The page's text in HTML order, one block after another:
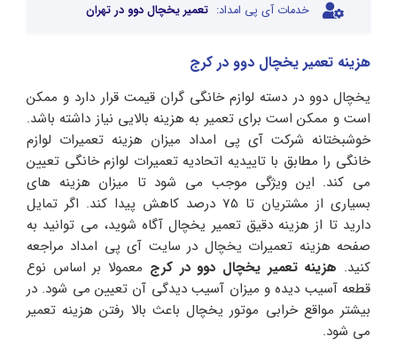
خدمات آی پی امداد: تعمیر یخچال دوو در تهران
هزینه تعمیر یخچال دوو در کرج
یخچال دوو در دسته لوازم خانگی گران قیمت قرار دارد و ممکن
است و ممکن است برای تعمیر به هزینه بالایی نیاز داشته باشد.
خوشبختانه شرکت آی پی امداد میزان هزینه تعمیرات لوازم
خانگی را مطابق با تاییدیه اتحادیه تعمیرات لوازم خانگی تعیین
می کند. این ویژگی موجب می شود تا میزان هزینه های
بسیاری از مشتریان تا 75 درصد کاهش پیدا کند. اگر تمایل
دارید تا از هزینه دقیق تعمیر یخچال آگاه شوید، می توانید به
صفحه هزینه تعمیرات یخچال در سایت آی پی امداد مراجعه
کنید. هزینه تعمیر یخچال دوو در کرج معمولا بر اساس نوع
قطعه آسیب دیده و میزان آسیب دیدگی آن تعیین می شود. در
بیشتر مواقع خرابی موتور یخچال باعث بالا رفتن هزینه تعمیر
می شود.